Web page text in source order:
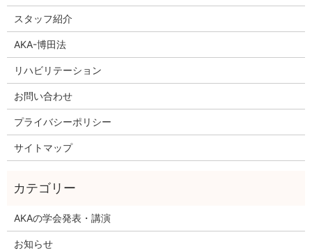
スタッフ紹介
AKA-博田法
リハビリテーション
お問い合わせ
プライバシーポリシー
サイトマップ
AKAの学会発表・講演
お知らせ